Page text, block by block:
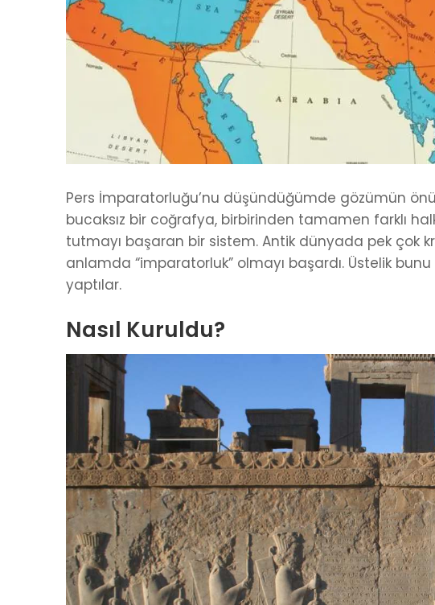
Pers İmparatorluğu’nu düşündüğümde gözümün
bucaksız bir coğrafya, birbirinden tamamen farklı
tutmayı başaran bir sistem. Antik dünyada pek çok
anlamda “imparatorluk” olmayı başardı. Üstelik
yaptılar.
Nasıl Kuruldu?